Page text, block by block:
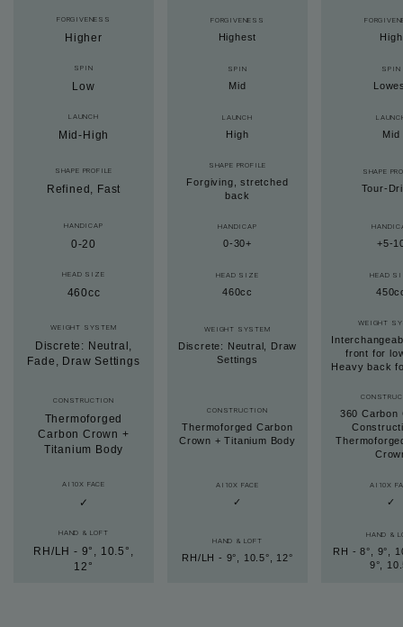
FORGIVENESS
Higher
FORGIVENESS
Highest High
SPIN
Low
SPIN
Mid
SPIN
LAUNCH
Mid-High
LAUNCH
High Mid
SHAPE PROFILE
Refined, Fast
SHAPE PROFILE
Forgiving, stretched
back
SHAPE
Tour-
HANDICAP
0-20
HANDICAP
0-30+ +5-
HEAD SIZE
460cc
HEAD SIZE
460cc
HEAD
WEIGHT SYSTEM
Discrete: Neutral,
Fade, Draw Settings
WEIGHT SYSTEM
Discrete: Neutral, Draw
Settings
WEIGHT
front for
Heavy back
CONSTRUCTION
Thermoforged
Carbon Crown +
Titanium Body
CONSTRUCTION
Thermoforged Carbon
Crown + Titanium Body
360 Carbon
AI10X FACE
✓
AI10X FACE
✓
AI10X
✓
HAND & LOFT
RH/LH - 9°, 10.5°,
12°
HAND & LOFT
RH/LH - 9°, 10.5°, 12°
HAND &
RH - 8°, 9°,
9°,